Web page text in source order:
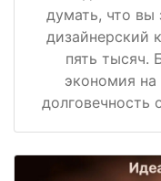
думать, что вы
дизайнерский
пять тысяч.
экономия на
долговечность